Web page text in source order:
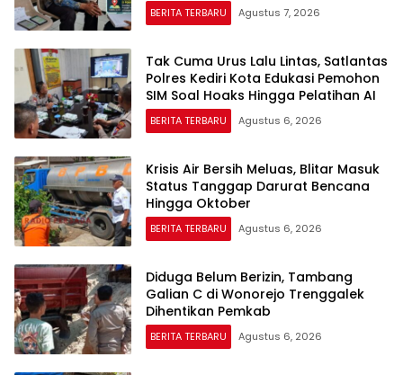
BERITA TERBARU Agustus 7, 2026
Tak Cuma Urus Lalu Lintas, Satlantas
Polres Kediri Kota Edukasi Pemohon
SIM Soal Hoaks Hingga Pelatihan AI
BERITA TERBARU Agustus 6, 2026
Krisis Air Bersih Meluas, Blitar Masuk
Status Tanggap Darurat Bencana
Hingga Oktober
BERITA TERBARU Agustus 6, 2026
Diduga Belum Berizin, Tambang
Galian C di Wonorejo Trenggalek
Dihentikan Pemkab
BERITA TERBARU Agustus 6, 2026